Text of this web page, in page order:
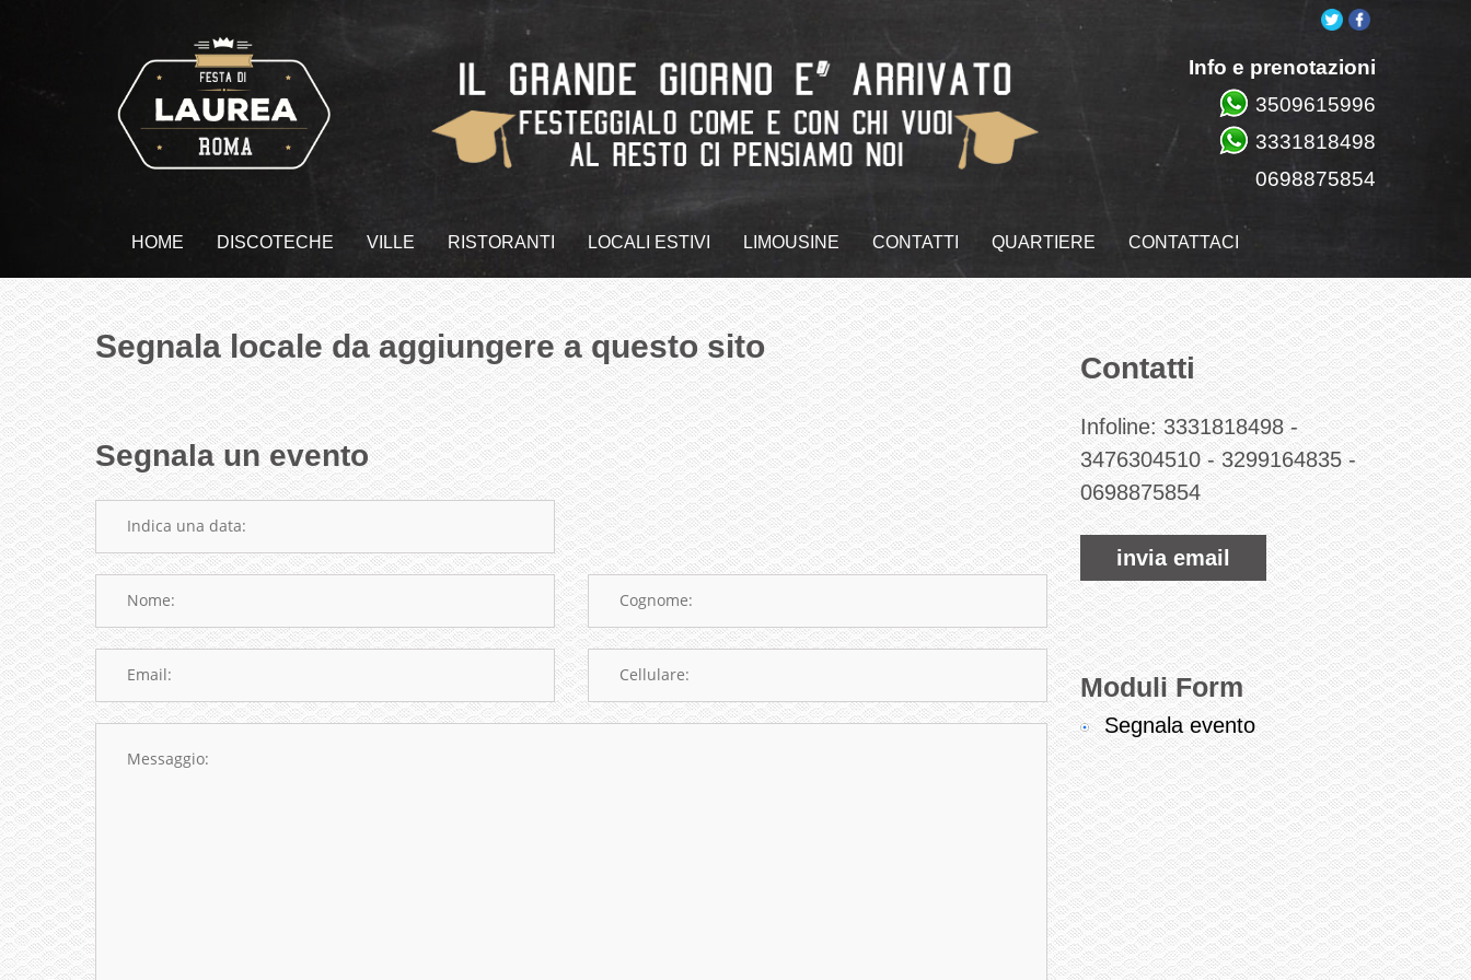
Info e prenotazioni
3509615996
3331818498
0698875854
HOME DISCOTECHE VILLE RISTORANTI LOCALI ESTIVI LIMOUSINE CONTATTI QUARTIERE CONTATTACI
Segnala locale da aggiungere a questo sito
Segnala un evento
Contatti
Infoline:3331818498-
3476304510-3299164835-
0698875854
invia email
Moduli Form
Segnala evento